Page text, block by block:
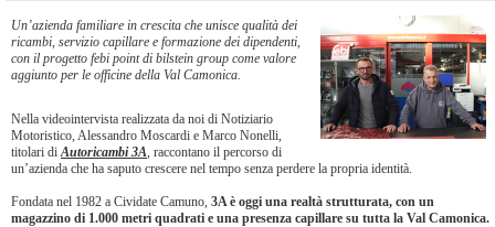
Un’azienda familiare in crescita che unisce qualità dei
ricambi, servizio capillare e formazione dei dipendenti,
con il progetto febi point di bilstein group come valore
aggiunto per le officine della Val Camonica.
Nella videointervista realizzata da noi di Notiziario
Motoristico, Alessandro Moscardi e Marco Nonelli,
titolari diAutoricambi 3A, raccontano il percorso di
un’azienda che ha saputo crescere nel tempo senza perdere la propria identità.
Fondata nel 1982 a Cividate Camuno, 3A è oggi una realtà strutturata, con un
magazzino di 1.000 metri quadrati e una presenza capillare su tutta la Val Camonica.